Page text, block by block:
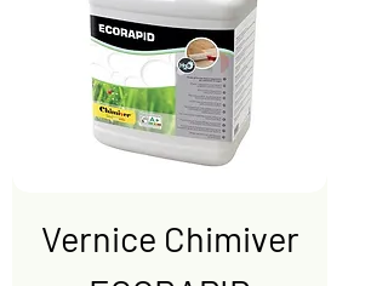
€
p
e
r
1
t
r
Vernice Chimiver